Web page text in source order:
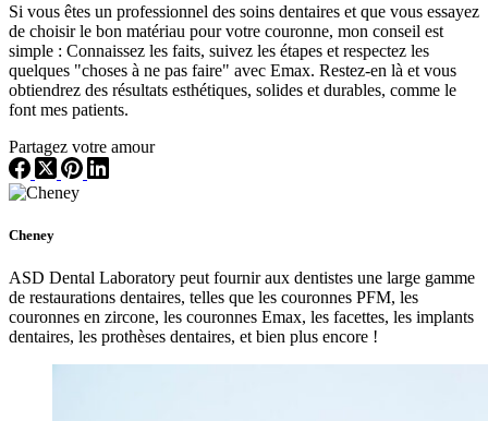
Si vous êtes un professionnel des soins dentaires et que vous essayez
de choisir le bon matériau pour votre couronne, mon conseil est
simple : Connaissez les faits, suivez les étapes et respectez les
quelques "choses à ne pas faire" avec Emax. Restez-en là et vous
obtiendrez des résultats esthétiques, solides et durables, comme le
font mes patients.
Partagez votre amour
Cheney
ASD Dental Laboratory peut fournir aux dentistes une large gamme
de restaurations dentaires, telles que les couronnes PFM, les
couronnes en zircone, les couronnes Emax, les facettes, les implants
dentaires, les prothèses dentaires, et bien plus encore !